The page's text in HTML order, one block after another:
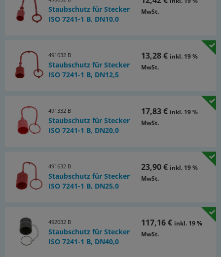
Staubschutz für Stecker
ISO 7241-1 B, DN10,0
MwSt.
491032 B
Staubschutz für Stecker
ISO 7241-1 B, DN12,5
13,28 € inkl. 19 %
MwSt.
491332 B
Staubschutz für Stecker
ISO 7241-1 B, DN20,0
17,83 € inkl. 19 %
MwSt.
491632 B
Staubschutz für Stecker
ISO 7241-1 B, DN25,0
23,90 € inkl. 19 %
MwSt.
492032 B
Staubschutz für Stecker
ISO 7241-1 B, DN40,0
117,16 € inkl. 19 %
MwSt.